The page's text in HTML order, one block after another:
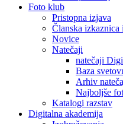
Foto klub
Pristopna izjava
Članska izkaznica
Novice
Natečaji
natečaji
Baza
Arhiv
Najboljše
Katalogi razstav
Digitalna akademija